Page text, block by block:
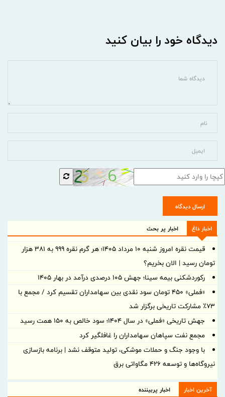
دیدگاه خود را بیان کنید
ارسال دیدگاه
اخبار داغ اخبار پر بحث
قیمت نقره امروز شنبه ۱۰ مرداد ۱۴۰۵؛ هر گرم نقره ۹۹۹ به ۳۸۱ هزار
تومان رسید | الان بخریم؟
رکوردشکنی بیمه سینا؛ جهش 105 درصدی درآمد در بهار 1405
«فملی» ۴۵۰ تومان سود نقدی بین سهامداران تقسیم کرد / مجمع با
۷۳٪ مشارکت تاریخی برگزار شد
جهش تاریخی «فملی» در سال ۱۴۰۴؛ سود خالص به ۱۵۰ همت رسید
مجمع نفت سپاهان سهامداران را غافلگیر کرد
با وجود جنگ و حملات موشکی، تولید متوقف نشد | برنامه بازسازی
نیروگاه‌ها و توسعه ۴۲۶ مگاواتی برق
آخرین اخبار اخبار پربیننده